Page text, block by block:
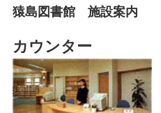
猿島図書館 施設案内
カウンター